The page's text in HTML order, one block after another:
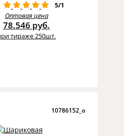
5/1
Оптовая цена
78.546 руб.
тираже 250шт.
10786152_o